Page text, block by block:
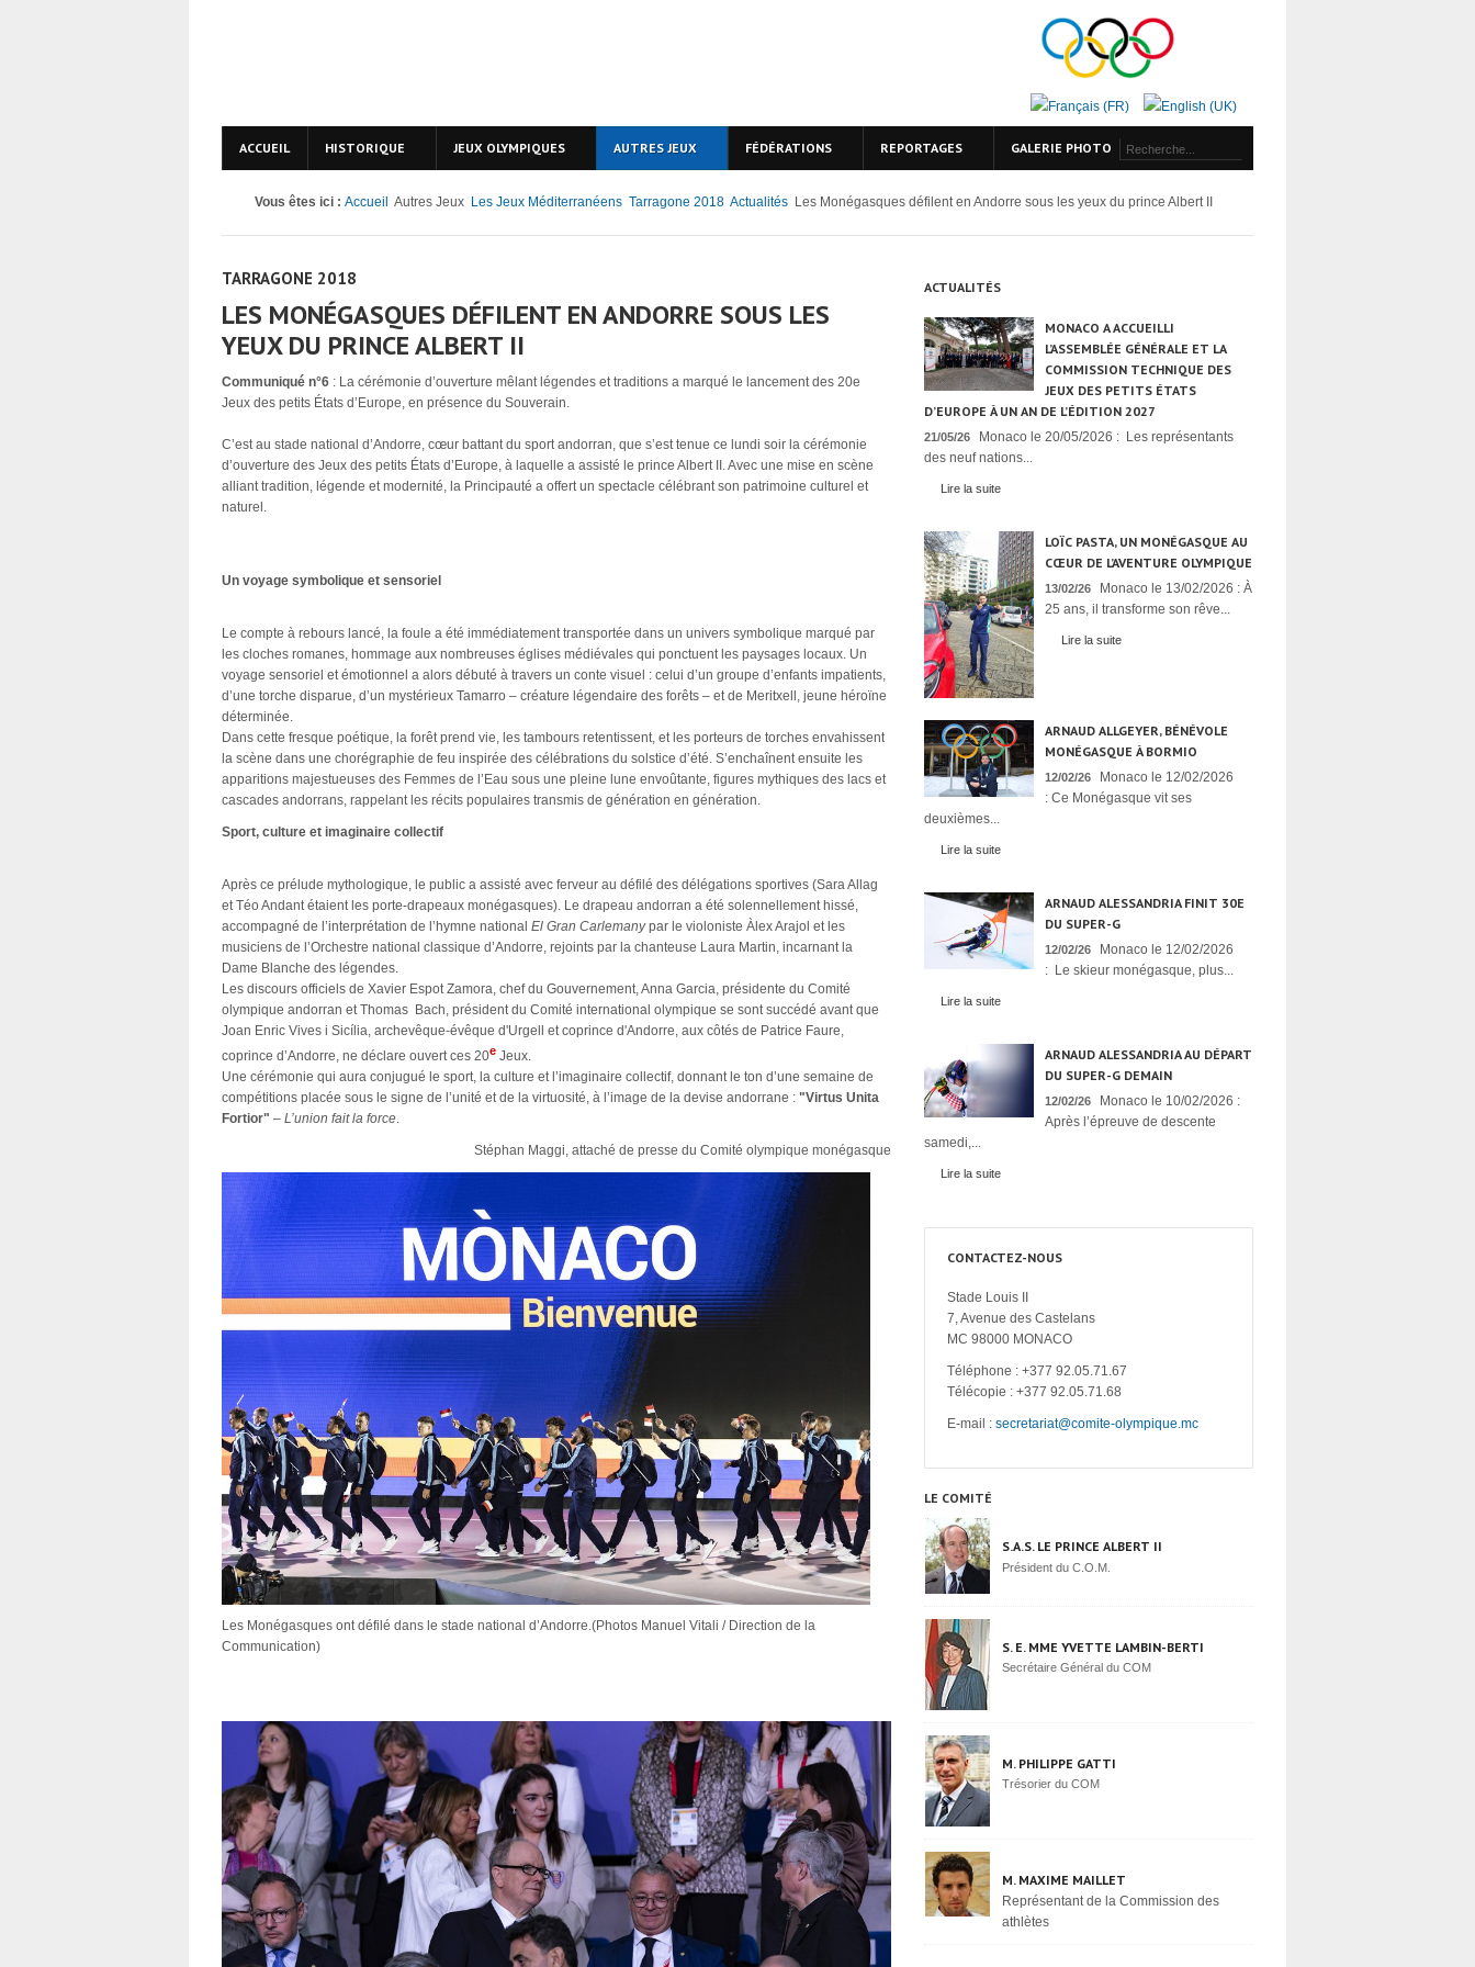
ACCUEIL HISTORIQUE JEUX OLYMPIQUES AUTRES JEUX FÉDÉRATIONS REPORTAGES GALERIE PHOTO
Vous êtes ici : Accueil Autres Jeux Les Jeux Méditerranéens Tarragone 2018 Actualités Les Monégasques défilent en Andorre sous les yeux du prince Albert II
TARRAGONE 2018
LES MONÉGASQUES DÉFILENT EN ANDORRE SOUS LES
YEUX DU PRINCE ALBERT II
Communiqué n°6 : La cérémonie d’ouverture mêlant légendes et traditions a marqué le lancement des 20e
Jeux des petits États d’Europe, en présence du Souverain.
C’est au stade national d’Andorre, cœur battant du sport andorran, que s’est tenue ce lundi soir la cérémonie
d’ouverture des Jeux des petits États d’Europe, à laquelle a assisté le prince Albert II. Avec une mise en scène
alliant tradition, légende et modernité, la Principauté a offert un spectacle célébrant son patrimoine culturel et
naturel.
Un voyage symbolique et sensoriel
Le compte à rebours lancé, la foule a été immédiatement transportée dans un univers symbolique marqué par
les cloches romanes, hommage aux nombreuses églises médiévales qui ponctuent les paysages locaux. Un
voyage sensoriel et émotionnel a alors débuté à travers un conte visuel : celui d’un groupe d’enfants impatients,
d’une torche disparue, d’un mystérieux Tamarro – créature légendaire des forêts – et de Meritxell, jeune héroïne
déterminée.
Dans cette fresque poétique, la forêt prend vie, les tambours retentissent, et les porteurs de torches envahissent
la scène dans une chorégraphie de feu inspirée des célébrations du solstice d’été. S’enchaînent ensuite les
apparitions majestueuses des Femmes de l’Eau sous une pleine lune envoûtante, figures mythiques des lacs et
cascades andorrans, rappelant les récits populaires transmis de génération en génération.
Sport, culture et imaginaire collectif
Après ce prélude mythologique, le public a assisté avec ferveur au défilé des délégations sportives (Sara Allag
et Téo Andant étaient les porte-drapeaux monégasques). Le drapeau andorran a été solennellement hissé,
accompagné de l’interprétation de l’hymne national El Gran Carlemanypar le violoniste Àlex Arajol et les
musiciens de l’Orchestre national classique d’Andorre, rejoints par la chanteuse Laura Martin, incarnant la
Dame Blanche des légendes.
Les discours officiels de Xavier Espot Zamora, chef du Gouvernement, Anna Garcia, présidente du Comité
olympique andorran et Thomas Bach, président du Comité international olympique se sont succédé avant que
Joan Enric Vives i Sicília, archevêque-évêque d'Urgell et coprince d'Andorre, aux côtés de Patrice Faure,
coprince d’Andorre, ne déclare ouvert ces 20e Jeux.
Une cérémonie qui aura conjugué le sport, la culture et l’imaginaire collectif, donnant le ton d’une semaine de
compétitions placée sous le signe de l’unité et de la virtuosité, à l’image de la devise andorrane : "Virtus Unita
Fortior" – L’union fait la force.
Stéphan Maggi, attaché de presse du Comité olympique monégasque
Les Monégasques ont défilé dans le stade national d’Andorre.(Photos Manuel Vitali / Direction de la
Communication)
ACTUALITÉS
MONACO A ACCUEILLI
L’ASSEMBLÉE GÉNÉRALE ET LA
COMMISSION TECHNIQUE DES
JEUX DES PETITS ÉTATS
D’EUROPE À UN AN DE L’ÉDITION 2027
21/05/26
Monaco le 20/05/2026 : Les représentants
des neuf nations...
Lire la suite
LOÏC PASTA, UN MONÉGASQUE AU
CŒUR DE L’AVENTURE OLYMPIQUE
13/02/26
Monaco le 13/02/2026 : À
25 ans, il transforme son rêve...
Lire la suite
ARNAUD ALLGEYER, BÉNÉVOLE
MONÉGASQUE À BORMIO
12/02/26
Monaco le 12/02/2026
: Ce Monégasque vit ses
deuxièmes...
Lire la suite
ARNAUD ALESSANDRIA FINIT 30E
DU SUPER-G
12/02/26
Monaco le 12/02/2026
: Le skieur monégasque, plus...
Lire la suite
ARNAUD ALESSANDRIA AU DÉPART
DU SUPER-G DEMAIN
12/02/26
Monaco le 10/02/2026 :
Après l’épreuve de descente
samedi,...
Lire la suite
CONTACTEZ-NOUS
Stade Louis II
7, Avenue des Castelans
MC 98000 MONACO
Téléphone : +377 92.05.71.67
Télécopie : +377 92.05.71.68
E-mail : secretariat@comite-olympique.mc
LE COMITÉ
S.A.S. LE PRINCE ALBERT II
Président du C.O.M.
S. E. MME YVETTE LAMBIN-BERTI
Secrétaire Général du COM
M. PHILIPPE GATTI
Trésorier du COM
M. MAXIME MAILLET
Représentant de la Commission des
athlètes